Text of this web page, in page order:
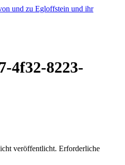
und zu Egloffstein und ihr
4f32-8223-
veröffentlicht. Erforderliche